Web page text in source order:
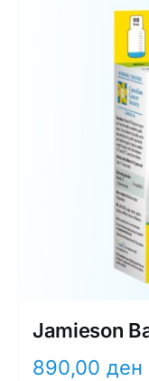
Jamieson
890,00 ден